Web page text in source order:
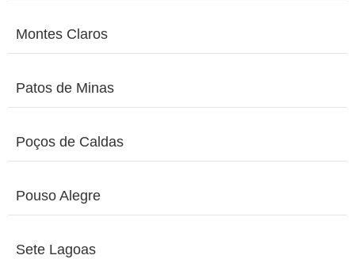
Montes Claros
Patos de Minas
Poços de Caldas
Pouso Alegre
Sete Lagoas